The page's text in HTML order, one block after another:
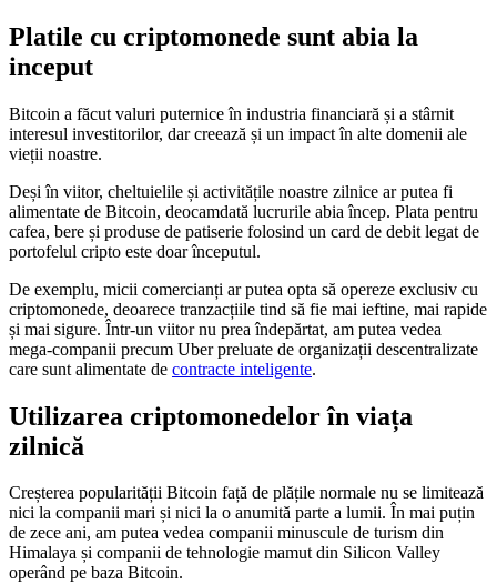
Platile cu criptomonede sunt abia la
inceput
Bitcoin a făcut valuri puternice în industria financiară și a stârnit
interesul investitorilor, dar creează și un impact în alte domenii ale
vieții noastre.
Deși în viitor, cheltuielile și activitățile noastre zilnice ar putea fi
alimentate de Bitcoin, deocamdată lucrurile abia încep. Plata pentru
cafea, bere și produse de patiserie folosind un card de debit legat de
portofelul cripto este doar începutul.
De exemplu, micii comercianți ar putea opta să opereze exclusiv cu
criptomonede, deoarece tranzacțiile tind să fie mai ieftine, mai rapide
și mai sigure. Într-un viitor nu prea îndepărtat, am putea vedea
mega-companii precum Uber preluate de organizații descentralizate
care sunt alimentate de contracte inteligente.
Utilizarea criptomonedelor în viața
zilnică
Creșterea popularității Bitcoin față de plățile normale nu se limitează
nici la companii mari și nici la o anumită parte a lumii. În mai puțin
de zece ani, am putea vedea companii minuscule de turism din
Himalaya și companii de tehnologie mamut din Silicon Valley
operând pe baza Bitcoin.